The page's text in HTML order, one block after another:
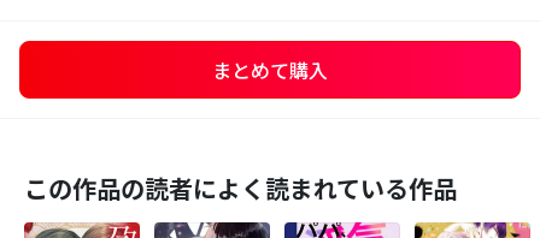
まとめて購入
この作品の読者によく読まれている作品